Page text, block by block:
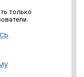
только